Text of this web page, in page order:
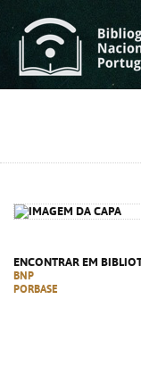
ENCONTRAR EM
BNP
PORBASE